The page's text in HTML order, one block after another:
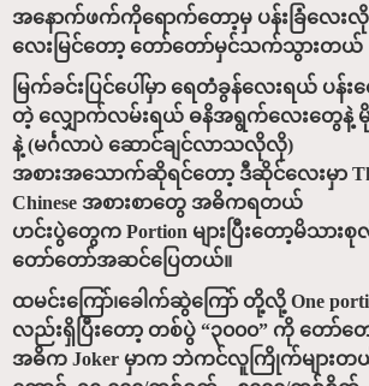
အနောက်ဖက်ကိုရောက်တော့မှ ပန်းခြံလေ
လေးမြင်တော့ တော်တော်မှင်သက်သွားတယ်
မြက်ခင်းပြင်ပေါ်မှာ ရေတံခွန်လေးရယ် ပ
တဲ့ လျှောက်လမ်းရယ် ဓနိအရွက်လေးတွေနဲ့
နဲ့ (မင်္ဂလာပဲ ဆောင်ချင်လာသလိုလို)
အစားအသောက်ဆိုရင်တော့ ဒီဆိုင်လေးမှာ
Chinese အစားစာတွေ အဓိကရတယ်
ဟင်းပွဲတွေက Portion များပြီးတော့မိသ
တော်တော်အဆင်ပြေတယ်။
ထမင်းကြော်၊ခေါက်ဆွဲကြော် တို့လို့ One
လည်းရှိပြီးတော့ တစ်ပွဲ “၃၀၀၀” ကို တော်တ
အဓိက Joker မှာက ဘဲကင်လူကြိုက်များတယ်